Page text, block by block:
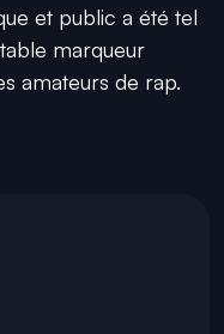
et public a été tel
marqueur
amateurs de rap.